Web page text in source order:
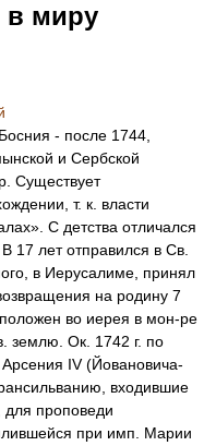
миру
- после 1744,
и Сербской
Существует
т. к. власти
С детства отличался
17 лет отправился в Св.
в Иерусалиме, принял
на родину 7
во иерея в мон-ре
землю. Ок. 1742 г. по
IV (Йовановича-
входившие
для проповеди
при имп. Марии